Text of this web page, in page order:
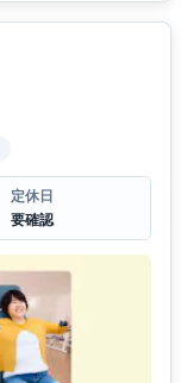
定休日
要確認